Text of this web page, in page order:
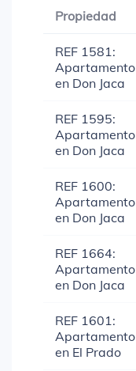
Propiedad
REF 1581:
Apartamento
en Don Jaca
REF 1595:
Apartamento
en Don Jaca
REF 1600:
Apartamento
en Don Jaca
REF 1664:
Apartamento
en Don Jaca
REF 1601:
Apartamento
en El Prado